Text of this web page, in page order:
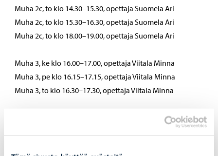
Muha 2c, to klo 14.30–15.30, opettaja Suomela Ari
Muha 2c, to klo 15.30–16.30, opettaja Suomela Ari
Muha 2c, to klo 18.00–19.00, opettaja Suomela Ari
Muha 3, ke klo 16.00–17.00, opettaja Viitala Minna
Muha 3, pe klo 16.15–17.15, opettaja Viitala Minna
Muha 3, to klo 16.30–17.30, opettaja Viitala Minna
Muha 5/6, pe klo 17.15–18.15, opettaja Viitala Minna
Aikuisryhmä, ke klo 18.30–19.30, opettaja Viitala Minna
Muha/Muge 1, ti klo 16.30–17.15, opettaja Brenner